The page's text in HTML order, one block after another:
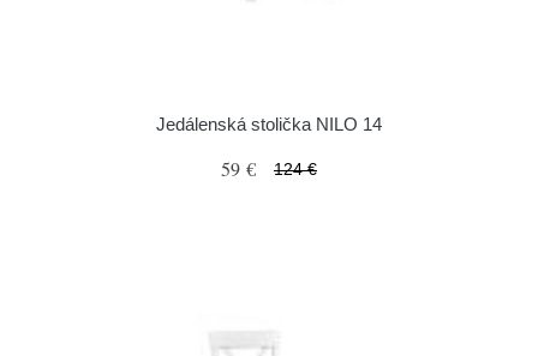
Jedálenská stolička NILO 14
59 € 124 €